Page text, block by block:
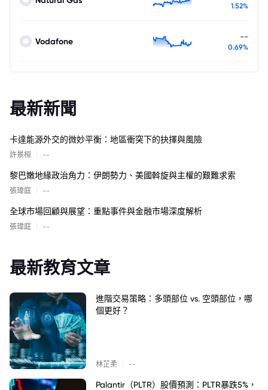
1.52%
Vodafone --
0.69%
最新新聞
卡達能源外交的微妙平衡：地區衝突下的抉擇與風險
許景桓 --
黎巴嫩地緣政治角力：伊朗勢力、美國斡旋與主權的艱難求索
張瑋庭 --
全球市場回顧與展望：重點事件與金融市場深度解析
張瑋庭 --
最新教育文章
進階交易策略：多頭部位 vs. 空頭部位，哪
個更好？
林芷柔 --
Palantir（PLTR）股價預測：PLTR暴跌5%，